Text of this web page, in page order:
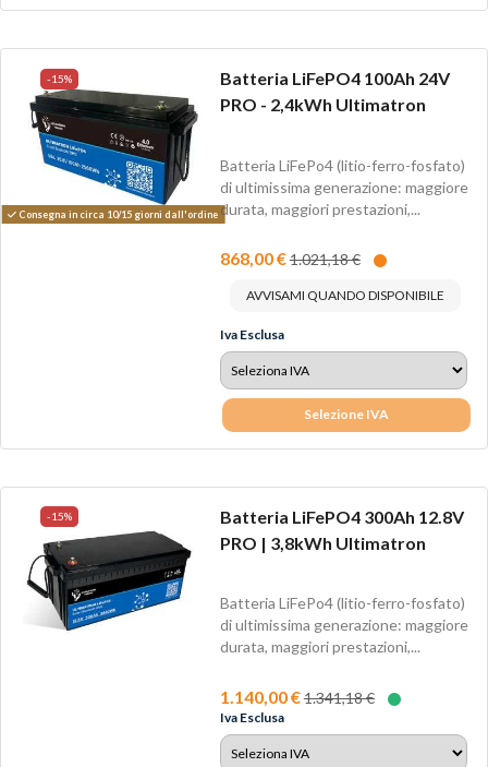
-15%
Consegna in circa 10/15 giorni dall'ordine
Batteria LiFePO4 100Ah 24V
PRO - 2,4kWh Ultimatron
Batteria LiFePo4 (litio-ferro-fosfato)
di ultimissima generazione: maggiore
durata, maggiori prestazioni,...
868,00 €1.021,18 €
AVVISAMI QUANDO DISPONIBILE
Iva Esclusa
Selezione IVA
-15%
Batteria LiFePO4 300Ah 12.8V
PRO | 3,8kWh Ultimatron
Batteria LiFePo4 (litio-ferro-fosfato)
di ultimissima generazione: maggiore
durata, maggiori prestazioni,...
1.140,00 €1.341,18 €
Iva Esclusa